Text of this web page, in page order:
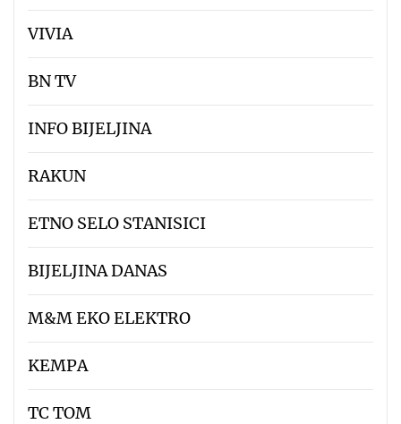
VIVIA
BN TV
INFO BIJELJINA
RAKUN
ETNO SELO STANISICI
BIJELJINA DANAS
M&M EKO ELEKTRO
KEMPA
TC TOM